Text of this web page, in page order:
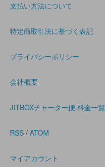
支払い方法について
特定商取引法に基づく表記
プライバシーポリシー
会社概要
JITBOXチャーター便 料金一覧
RSS / ATOM
マイアカウント